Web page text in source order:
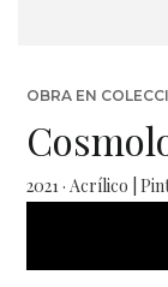
OBRA EN
2021 · Acrílico |